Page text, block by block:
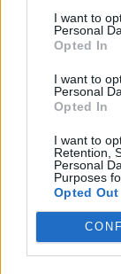
I want to
Personal
Opted In
I want to
Personal
Opted In
I want to
Retention,
Personal
Purposes
Opted Out
04/08/2026 09:07